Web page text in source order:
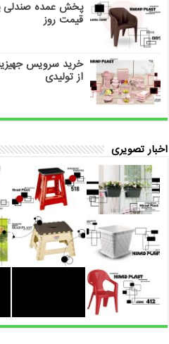
قیمت روز
خرید سرویس
از تولیدی
اخبار تصویری